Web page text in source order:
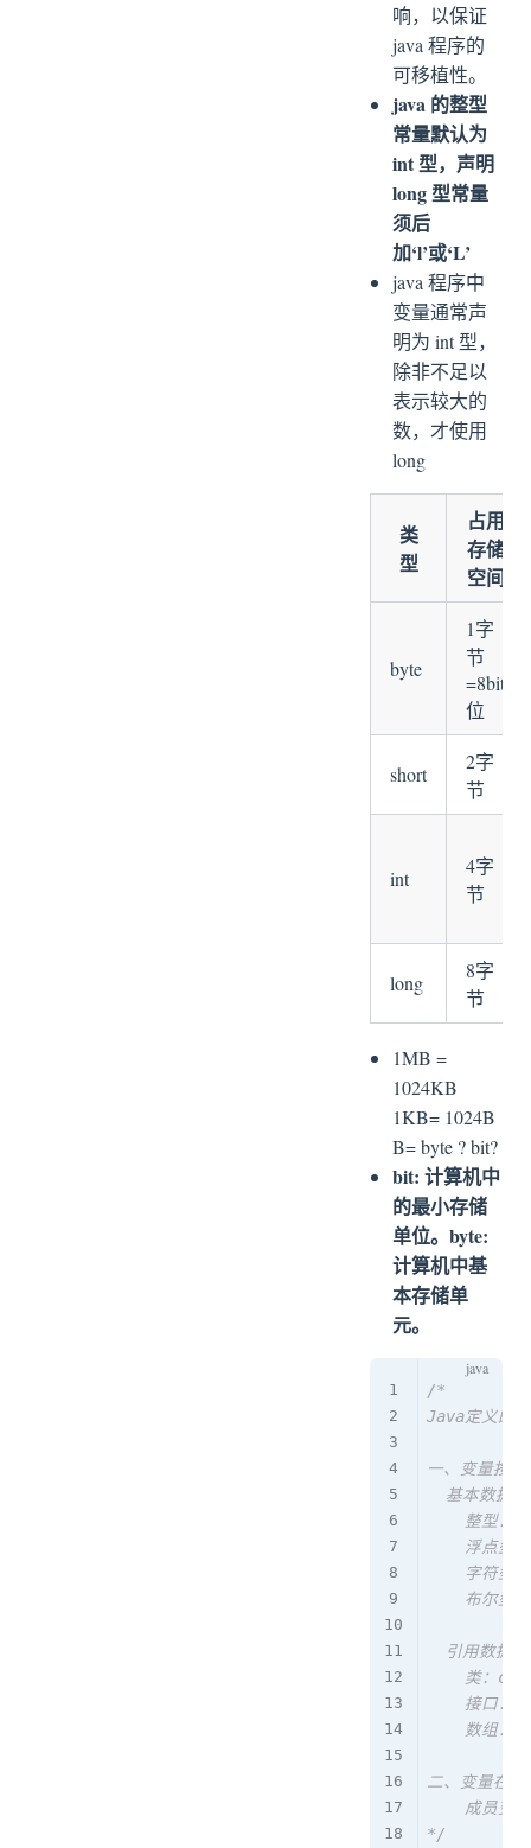
响，以保证
java 程序的
可移植性。
java 的整型
常量默认为
int 型，声明
long 型常量
须后
加‘l’或‘L’
java 程序中
变量通常声
明为 int 型，
除非不足以
表示较大的
数，才使用
long
类
型
占用
存储
空间
byte
1字
节
=8bit
位
short
2字
节
int
4字
节
long
8字
节
1MB =
1024KB
1KB= 1024B
B= byte ? bit?
bit: 计算机中
的最小存储
单位。byte:
计算机中基
本存储单
元。
/*
Java定义的
一、变量按
二、变量在
*/